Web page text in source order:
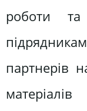
роботи та
партнерів